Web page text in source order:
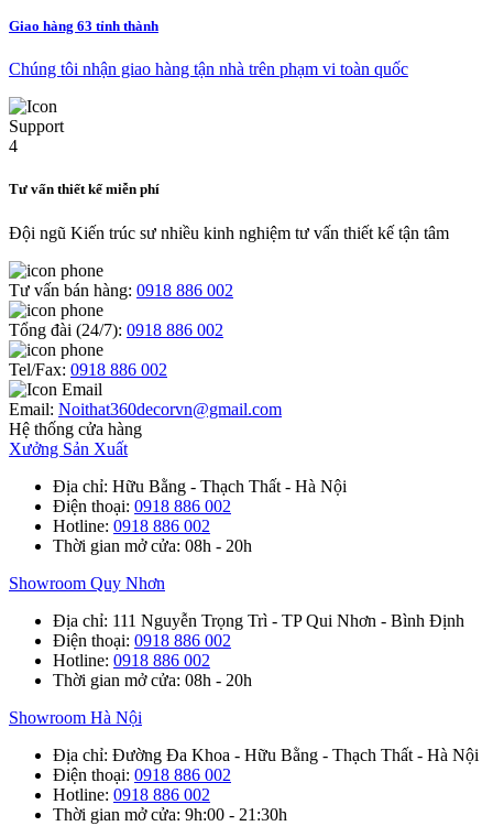
Giao hàng 63 tỉnh thành
Chúng tôi nhận giao hàng tận nhà trên phạm vi toàn quốc
Tư vấn thiết kế miễn phí
Đội ngũ Kiến trúc sư nhiều kinh nghiệm tư vấn thiết kế tận tâm
Tư vấn bán hàng: 0918 886 002
Tổng đài (24/7): 0918 886 002
Tel/Fax: 0918 886 002
Email: Noithat360decorvn@gmail.com
Hệ thống cửa hàng
Xưởng Sản Xuất
Địa chỉ: Hữu Bằng - Thạch Thất - Hà Nội
Điện thoại: 0918 886 002
Hotline: 0918 886 002
Thời gian mở cửa: 08h - 20h
Showroom Quy Nhơn
Địa chỉ: 111 Nguyễn Trọng Trì - TP Qui Nhơn - Bình Định
Điện thoại: 0918 886 002
Hotline: 0918 886 002
Thời gian mở cửa: 08h - 20h
Showroom Hà Nội
Địa chỉ: Đường Đa Khoa - Hữu Bằng - Thạch Thất - Hà Nội
Điện thoại: 0918 886 002
Hotline: 0918 886 002
Thời gian mở cửa: 9h:00 - 21:30h